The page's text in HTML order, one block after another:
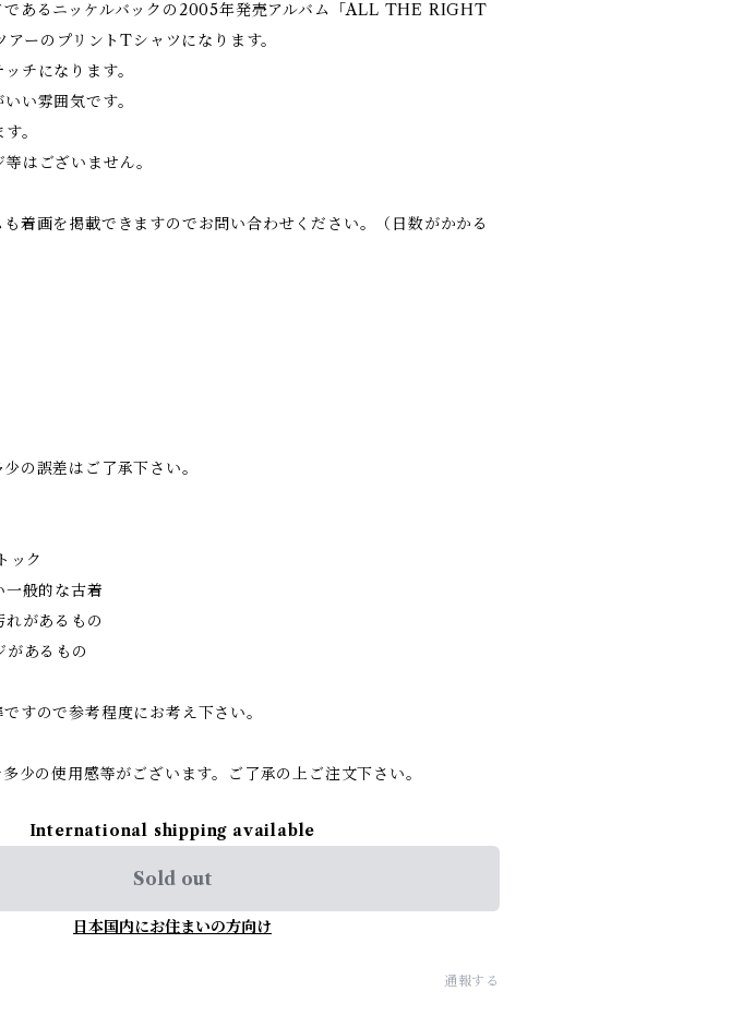
であるニッケルバックの2005年発売アルバム「ALL THE RIGHT
ーのプリントTシャツになります。
チになります。
い雰囲気です。
。
はございません。
着画を掲載できますのでお問い合わせください。（日数がかかる
の誤差はご了承下さい。
ック
一般的な古着
があるもの
があるもの
すので参考程度にお考え下さい。
少の使用感等がございます。ご了承の上ご注文下さい。
International shipping available
Sold out
日本国内にお住まいの方向け
通報する